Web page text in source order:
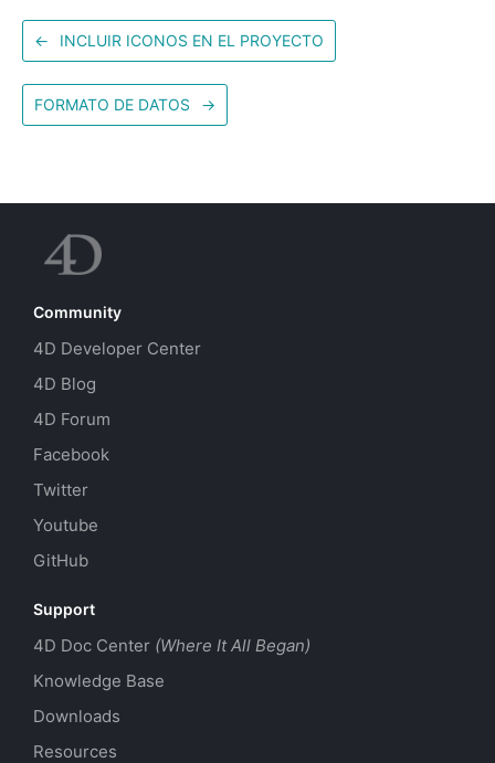
← INCLUIR ICONOS EN EL PROYECTO
FORMATO DE DATOS →
Community
4D Developer Center
4D Blog
4D Forum
Facebook
Twitter
Youtube
GitHub
Support
4D Doc Center (Where It All Began)
Knowledge Base
Downloads
Resources